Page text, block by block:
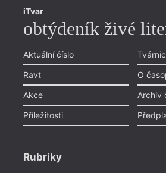
iTvar
obtýdeník živé
Aktuální číslo
Ravt
Akce
Příležitosti
O
Archiv
Rubriky